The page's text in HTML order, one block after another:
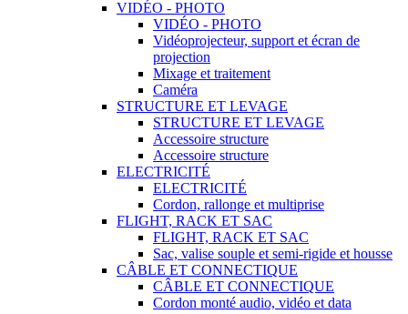
VIDÉO - PHOTO
VIDÉO - PHOTO
Vidéoprojecteur, support et écran de
projection
Mixage et traitement
Caméra
STRUCTURE ET LEVAGE
STRUCTURE ET LEVAGE
Accessoire structure
Accessoire structure
ELECTRICITÉ
ELECTRICITÉ
Cordon, rallonge et multiprise
FLIGHT, RACK ET SAC
FLIGHT, RACK ET SAC
Sac, valise souple et semi-rigide et housse
CÂBLE ET CONNECTIQUE
CÂBLE ET CONNECTIQUE
Cordon monté audio, vidéo et data